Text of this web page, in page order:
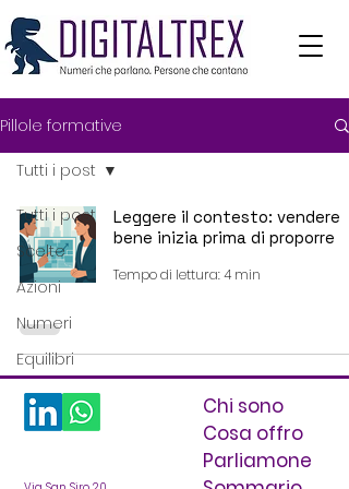
Pillole formative
Tutti i post
Scelte
Azioni
Numeri
Equilibri
Tutti i post
Leggere il contesto: vendere
bene inizia prima di proporre
Tempo di lettura: 4 min
Chi sono
Cosa offro
Parliamone